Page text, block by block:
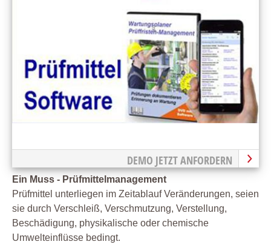
DEMO JETZT ANFORDERN
Ein Muss - Prüfmittelmanagement
Prüfmittel unterliegen im Zeitablauf Veränderungen, seien
sie durch Verschleiß, Verschmutzung, Verstellung,
Beschädigung, physikalische oder chemische
Umwelteinflüsse bedingt.